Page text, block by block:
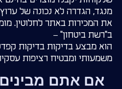
מנגד, הגדרה לא נכונה של
את המכירות באתר לחלוטין.
ב"רשת ביטחון" –
משמעותי ומבטיח רציפות
אם אתם